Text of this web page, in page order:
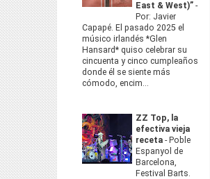
East & West)” -
Por: Javier
Capapé. El pasado 2025 el
músico irlandés *Glen
Hansard* quiso celebrar su
cincuenta y cinco cumpleaños
donde él se siente más
cómodo, encim...
ZZ Top, la
efectiva vieja
receta - Poble
Espanyol de
Barcelona,
Festival Barts.